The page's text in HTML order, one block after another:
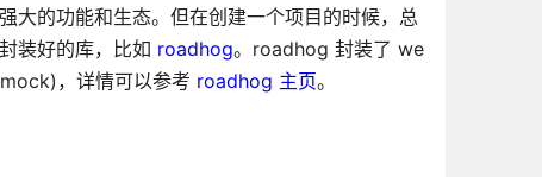
的功能和生态。但在创建一个项目的时候，总
装好的库，比如 roadhog。roadhog 封装了 we
，详情可以参考 roadhog 主页。